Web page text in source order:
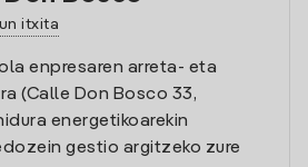
itxita
enpresaren arreta- eta
(Calle Don Bosco 33,
energetikoarekin
gestio argitzeko zure